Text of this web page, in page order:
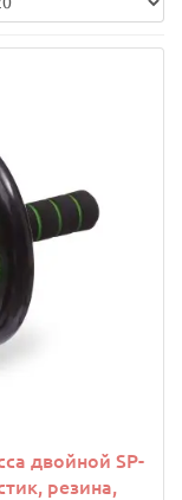
двойной SP-
резина,